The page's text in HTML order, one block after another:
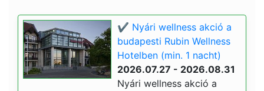
✔️ Nyári wellness akció a
budapesti Rubin Wellness
Hotelben (min. 1 nacht)
2026.07.27 - 2026.08.31
Nyári wellness akció a